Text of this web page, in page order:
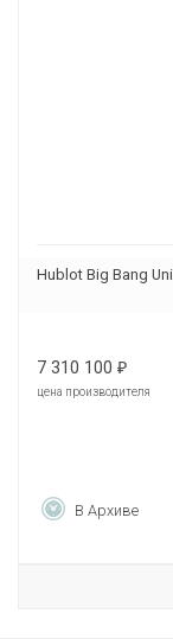
Hublot Big Bang
7 310 100 ₽
цена производителя
В Архиве